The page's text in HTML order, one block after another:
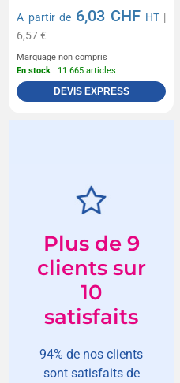
A partir de 6,03 CHF HT|
6,57 €
Marquage non compris
En stock : 11 665 articles
DEVIS EXPRESS
Plus de 9
clients sur
10
satisfaits
94% de nos clients
sont satisfaits de